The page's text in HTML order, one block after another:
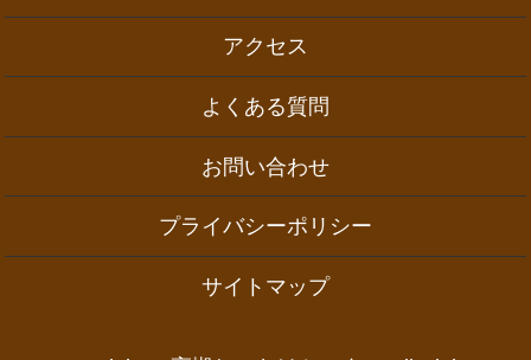
アクセス
よくある質問
お問い合わせ
プライバシーポリシー
サイトマップ